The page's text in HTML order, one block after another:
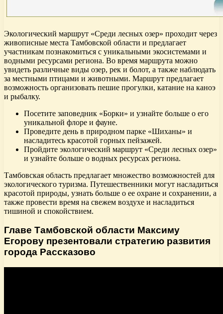
Экологический маршрут «Среди лесных озер» проходит через
живописные места Тамбовской области и предлагает
участникам познакомиться с уникальными экосистемами и
водными ресурсами региона. Во время маршрута можно
увидеть различные виды озер, рек и болот, а также наблюдать
за местными птицами и животными. Маршрут предлагает
возможность организовать пешие прогулки, катание на каноэ
и рыбалку.
Посетите заповедник «Борки» и узнайте больше о его
уникальной флоре и фауне.
Проведите день в природном парке «Шиханы» и
насладитесь красотой горных пейзажей.
Пройдите экологический маршрут «Среди лесных озер»
и узнайте больше о водных ресурсах региона.
Тамбовская область предлагает множество возможностей для
экологического туризма. Путешественники могут насладиться
красотой природы, узнать больше о ее охране и сохранении, а
также провести время на свежем воздухе и насладиться
тишиной и спокойствием.
Главе Тамбовской области Максиму
Егорову презентовали стратегию развития
города Рассказово